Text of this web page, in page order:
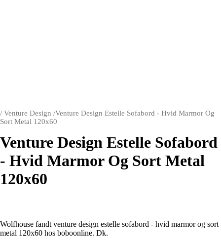
/ Venture Design /Venture Design Estelle Sofabord - Hvid Marmor Og
Sort Metal 120x60
Venture Design Estelle Sofabord
- Hvid Marmor Og Sort Metal
120x60
Wolfhouse fandt venture design estelle sofabord - hvid marmor og sort
metal 120x60 hos boboonline. Dk.